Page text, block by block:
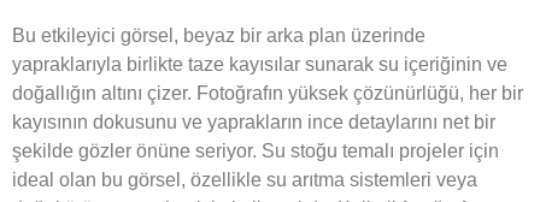
Bu etkileyici görsel, beyaz bir arka plan üzerinde
yapraklarıyla birlikte taze kayısılar sunarak su içeriğinin ve
doğallığın altını çizer. Fotoğrafın yüksek çözünürlüğü, her bir
kayısının dokusunu ve yaprakların ince detaylarını net bir
şekilde gözler önüne seriyor. Su stoğu temalı projeler için
ideal olan bu görsel, özellikle su arıtma sistemleri veya